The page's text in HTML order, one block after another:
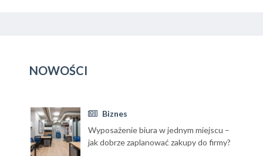
NOWOŚCI
Biznes
Wyposażenie biura w jednym miejscu –
jak dobrze zaplanować zakupy do firmy?